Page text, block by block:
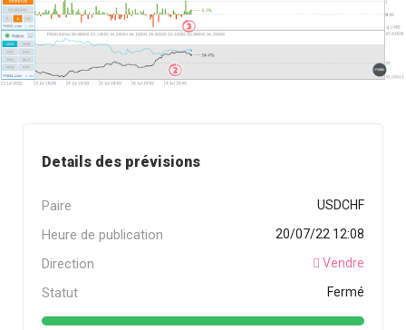
Details des prévisions
Paire USDCHF
Heure de publication 20/07/22 12:08
Direction Vendre
Statut Fermé